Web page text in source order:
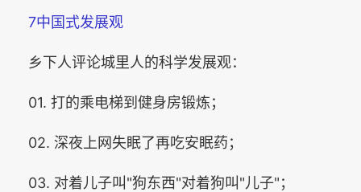
7中国式发展观
乡下人评论城里人的科学发展观：
01. 打的乘电梯到健身房锻炼；
02. 深夜上网失眠了再吃安眠药；
03. 对着儿子叫"狗东西"对着狗叫"儿子"；